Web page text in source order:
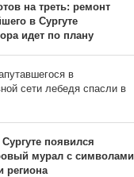
на треть: ремонт
в Сургуте
идет по плану
в
сети лебедя спасли в
Сургуте появился
мурал с символами
региона